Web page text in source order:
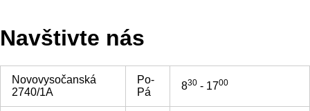
Navštivte nás
Novovysočanská
2740/1A
Po-
Pá
830 - 1700